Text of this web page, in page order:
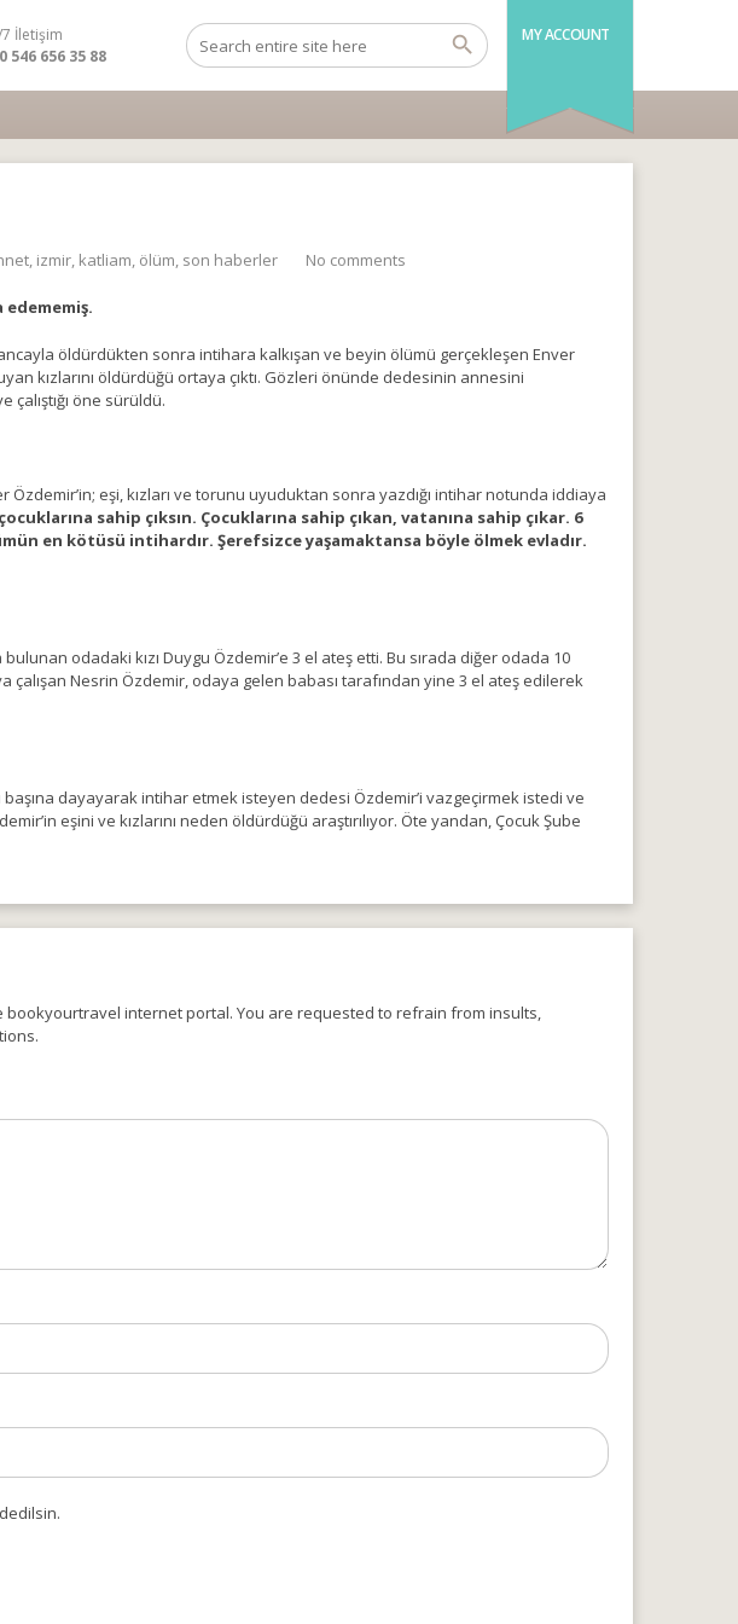
MY ACCOUNT
İletişim
546 656 35 88
, izmir, katliam, ölüm, son haberler No comments
edememiş.
öldürdükten sonra intihara kalkışan ve beyin ölümü gerçekleşen Enver
kızlarını öldürdüğü ortaya çıktı. Gözleri önünde dedesinin annesini
öne sürüldü.
eşi, kızları ve torunu uyuduktan sonra yazdığı intihar notunda iddiaya
sahip çıksın. Çocuklarına sahip çıkan, vatanına sahip çıkar. 6
en kötüsü intihardır. Şerefsizce yaşamaktansa böyle ölmek evladır.
odadaki kızı Duygu Özdemir’e 3 el ateş etti. Bu sırada diğer odada 10
çalışan Nesrin Özdemir, odaya gelen babası tarafından yine 3 el ateş edilerek
dayayarak intihar etmek isteyen dedesi Özdemir’i vazgeçirmek istedi ve
eşini ve kızlarını neden öldürdüğü araştırılıyor. Öte yandan, Çocuk Şube
internet portal. You are requested to refrain from insults,